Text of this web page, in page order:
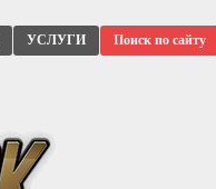
УСЛУГИ Поиск по сайту